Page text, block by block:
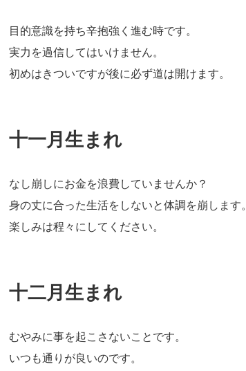
目的意識を持ち辛抱強く進む時です。
実力を過信してはいけません。
初めはきついですが後に必ず道は開けます。
十一月生まれ
なし崩しにお金を浪費していませんか？
身の丈に合った生活をしないと体調を崩します
楽しみは程々にしてください。
十二月生まれ
むやみに事を起こさないことです。
いつも通りが良いのです。